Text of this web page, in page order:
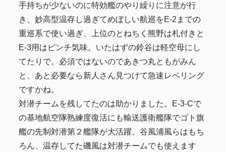
手持ちが少ないのに特効艦のやり繰りに注意が行
き、妙高型温存し過ぎてめぼしい航巡をE-2までの
重巡系で使い過ぎ、上位のとねちく熊野は札付きと
E-3用はピンチ気味。いたはずの鈴谷は軽空母にし
てたりで。必須ではないのであきつ丸ともがみん
と、あと必要なら新人さん見つけて急速レベリング
ですかね。
対潜チームを残してたのは助かりました。E-3-Cで
の基地航空隊熟練度復活にも輸送護衛艦隊でゴト旗
艦の先制対潜第２艦隊が大活躍。谷風浦風らはもち
ろん、温存してた磯風は対潜チームでも使えます